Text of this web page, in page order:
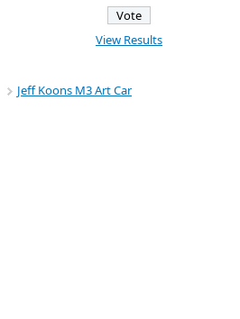
View Results
Jeff Koons M3 Art Car